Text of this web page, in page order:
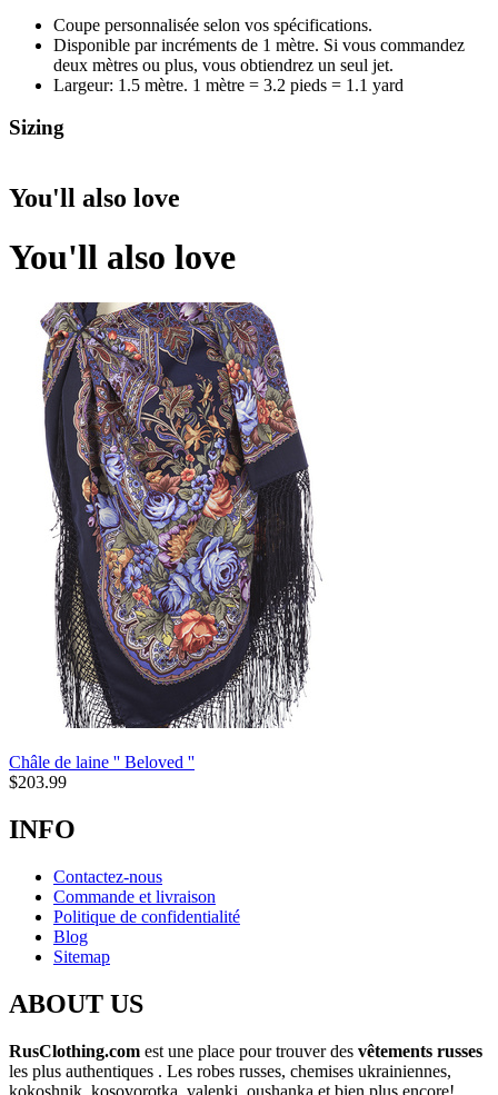
Coupe personnalisée selon vos spécifications.
Disponible par incréments de 1 mètre. Si vous commandez
deux mètres ou plus, vous obtiendrez un seul jet.
Largeur: 1.5 mètre. 1 mètre = 3.2 pieds = 1.1 yard
Sizing
You'll also love
You'll also love
Châle de laine '' Beloved ''
$203.99
INFO
Contactez-nous
Commande et livraison
Politique de confidentialité
Blog
Sitemap
ABOUT US
RusClothing.com est une place pour trouver des vêtements russes
les plus authentiques . Les robes russes, chemises ukrainiennes,
kokoshnik, kosovorotka, valenki, oushanka et bien plus encore!